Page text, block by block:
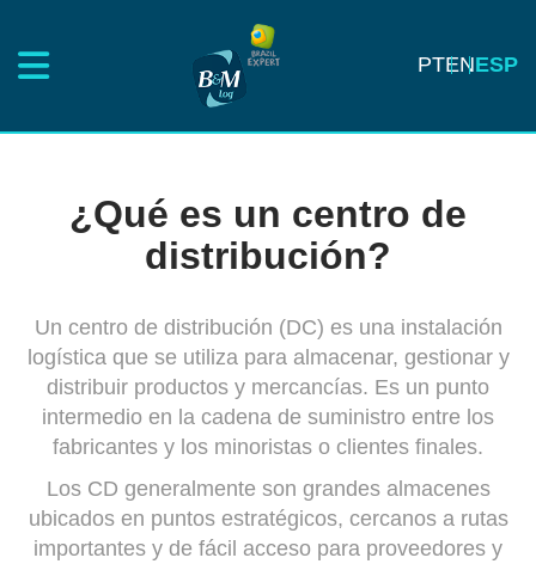
PTENESP
¿Qué es un centro de
distribución?
Un centro de distribución (DC) es una instalación
logística que se utiliza para almacenar, gestionar y
distribuir productos y mercancías. Es un punto
intermedio en la cadena de suministro entre los
fabricantes y los minoristas o clientes finales.
Los CD generalmente son grandes almacenes
ubicados en puntos estratégicos, cercanos a rutas
importantes y de fácil acceso para proveedores y